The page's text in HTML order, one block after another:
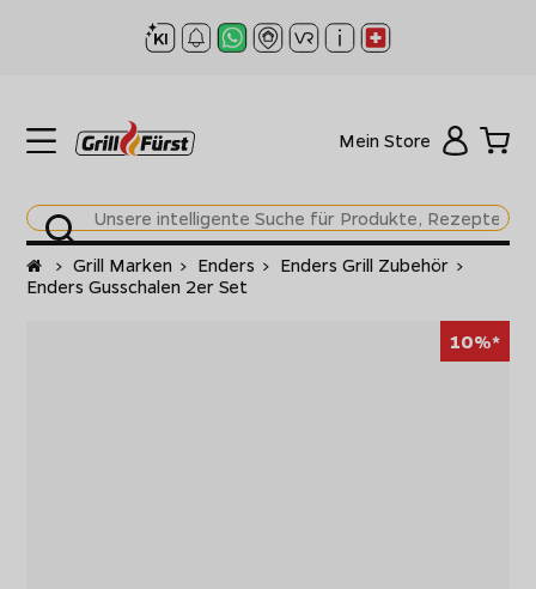
Mein Store
Startseite
> Grill Marken > Enders > Enders Grill Zubehör >
Enders Gusschalen 2er Set
10%*